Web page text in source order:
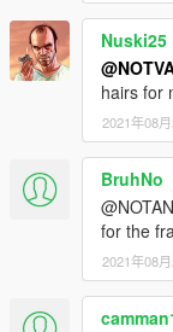
Nuski25
hairs for
2021年08
BruhNo
for the
2021年08